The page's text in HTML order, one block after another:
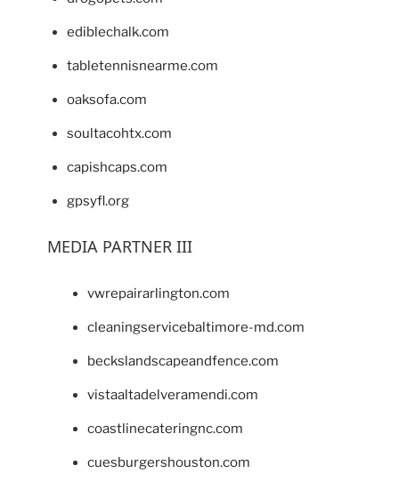
ediblechalk.com
tabletennisnearme.com
oaksofa.com
soultacohtx.com
capishcaps.com
gpsyfl.org
MEDIA PARTNER III
vwrepairarlington.com
cleaningservicebaltimore-md.com
beckslandscapeandfence.com
vistaaltadelveramendi.com
coastlinecateringnc.com
cuesburgershouston.com